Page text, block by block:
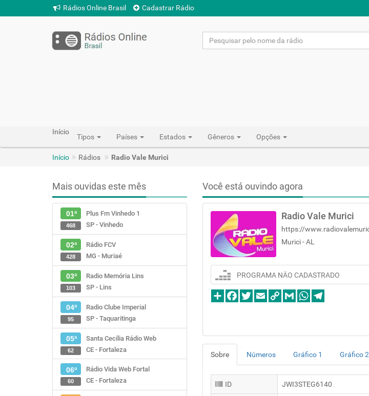
Rádios Online Brasil Cadastrar Rádio
Início
Tipos Países Estados Gêneros Opções
Início Rádios Radio Vale Murici
Mais ouvidas este mês
01ª
Plus Fm Vinhedo 1
SP - Vinhedo
468
02ª
Rádio FCV
MG - Muriaé
428
03ª
Radio Memória Lins
SP - Lins
103
04ª
Radio Clube Imperial
SP - Taquaritinga
95
05ª
Santa Cecília Rádio Web
CE - Fortaleza
62
06ª
Rádio Vida Web Fortal
CE - Fortaleza
60
Você está ouvindo agora
Radio Vale Murici
Murici - AL
PROGRAMA NÃO CADASTRADO
Sobre Números Gráfico 1 Gráfico 2
ID JWI3STEG6140